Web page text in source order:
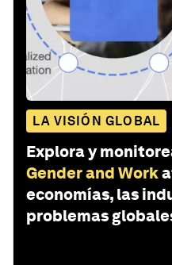
LA VISIÓN GLOBAL
Explora y
Gender and Work
economías, las
problemas